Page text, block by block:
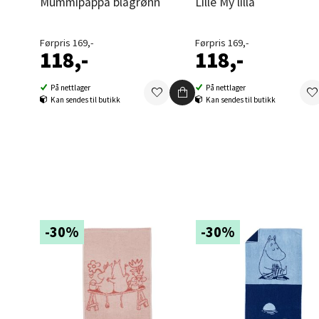
Førpris 169,-
118,-
På nettlager
Kan sendes til butikk
Førpris 169,-
118,-
På nettlager
Kan sendes til butikk
-30% -30%
Åpent
Thon
Åpent